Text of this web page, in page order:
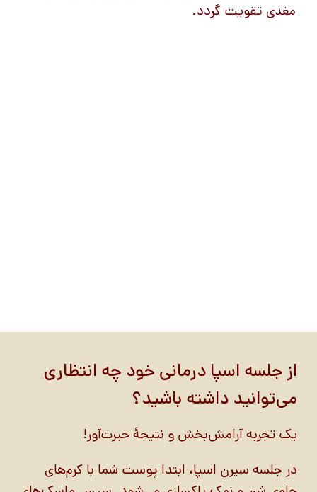
مغذی تقویت گردد.
از جلسه اسپا درمانی خود چه انتظاری
می‌توانید داشته باشید؟
یک تجربه آرامش‌بخش و نتیجۀ حیرت‌آور!
در جلسه سیرن اسپا، ابتدا پوست شما با کرم‌های